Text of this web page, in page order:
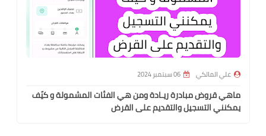
علي المالكي 06 سبتمبر 2024
ماهي قروض مبادرة ريـادة ومن هي الفئات المشمولة و كيّف
يمكنني التسجيل والتقديم على القرض